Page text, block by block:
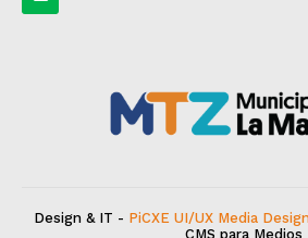
Design & IT - PiCXE UI/UX Media Design
CMS para Medios